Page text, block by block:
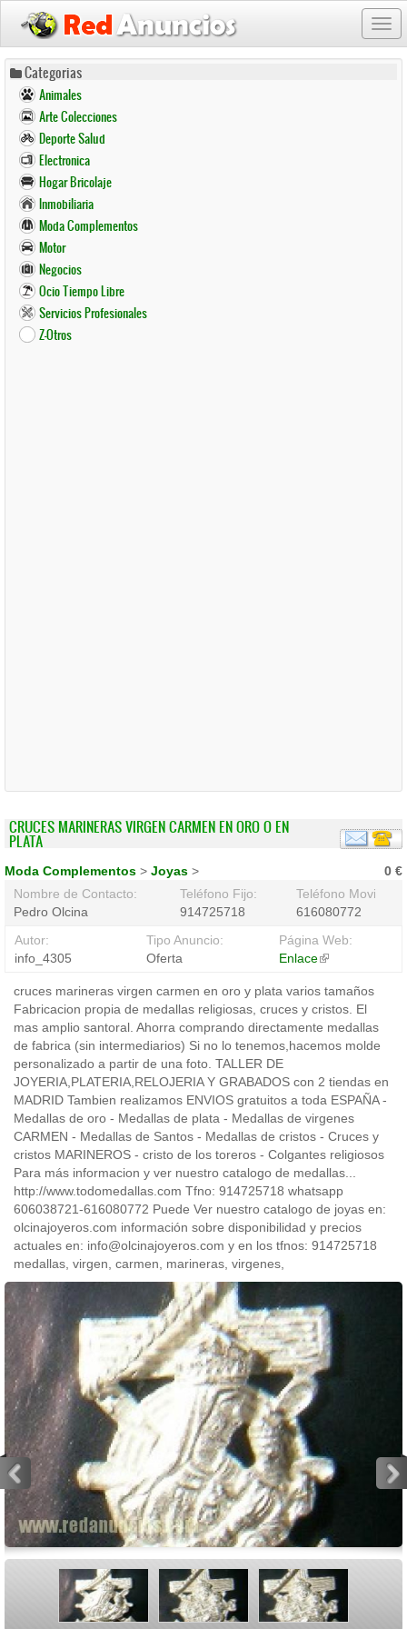
Pasar
contenido
principal
Categorias
Animales
Arte Colecciones
Deporte Salud
Electronica
Hogar Bricolaje
Inmobiliaria
Moda Complementos
Motor
Negocios
Ocio Tiempo Libre
Servicios Profesionales
Z-Otros
CRUCES MARINERAS VIRGEN CARMEN EN ORO O EN
PLATA
0 €
Moda Complementos > Joyas >
Nombre de Contacto:
Pedro Olcina
Teléfono Fijo:
914725718
Teléfono Movil:
616080772
Autor:
info_4305
Tipo Anuncio:
Oferta
Página Web:
Enlace(link
external)
cruces marineras virgen carmen en oro y plata varios tamaños
Fabricacion propia de medallas religiosas, cruces y cristos. El
mas amplio santoral. Ahorra comprando directamente medallas
de fabrica (sin intermediarios) Si no lo tenemos,hacemos molde
personalizado a partir de una foto. TALLER DE
JOYERIA,PLATERIA,RELOJERIA Y GRABADOS con 2 tiendas en
MADRID Tambien realizamos ENVIOS gratuitos a toda ESPAÑA -
Medallas de oro - Medallas de plata - Medallas de virgenes
CARMEN - Medallas de Santos - Medallas de cristos - Cruces y
cristos MARINEROS - cristo de los toreros - Colgantes religiosos
Para más informacion y ver nuestro catalogo de medallas...
http://www.todomedallas.com Tfno: 914725718 whatsapp
606038721-616080772 Puede Ver nuestro catalogo de joyas en:
olcinajoyeros.com información sobre disponibilidad y precios
actuales en: info@olcinajoyeros.com y en los tfnos: 914725718
medallas, virgen, carmen, marineras, virgenes,
<